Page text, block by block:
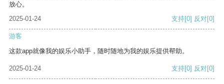
放心。
2025-01-24
支持[0] 反对[0]
游客
这款app就像我的娱乐小助手，随时随地为我的娱乐提供帮助。
2025-01-24 支持[0] 反对[0]